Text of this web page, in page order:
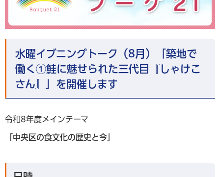
水曜イブニングトーク（8月）「築地で
働く①鮭に魅せられた三代目『しゃけこ
さん』」を開催します
令和8年度メインテーマ
「中央区の食文化の歴史と今」